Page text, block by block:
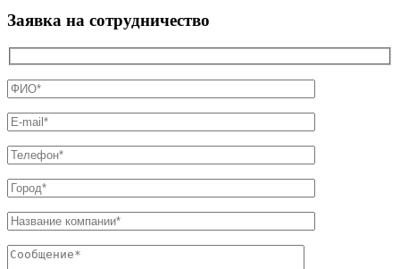
Заявка на сотрудничество